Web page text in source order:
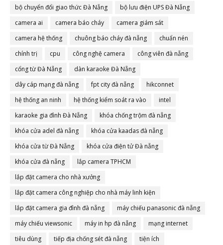
bộ chuyển đổi giao thức Đà Nẵng
bộ lưu điện UPS Đà Nẵng
camera ai
camera báo cháy
camera giám sát
camera hệ thống
chuông báo cháy đà nẵng
chuẩn nén
chính trị
cpu công nghệ camera
công viên đà nẵng
cổng từ Đà Nẵng
dàn karaoke Đà Nẵng
dây cáp mạng đà nẵng
fpt city đà nẵng
hikconnet
hệ thống an ninh
hệ thống kiểm soát ra vào
intel
karaoke gia đình Đà Nẵng
khóa chống trộm đà nẵng
khóa cửa adel đà nẵng
khóa cửa kaadas đà nẵng
khóa cửa từ Đà Nẵng
khóa cửa điện tử Đà nẵng
khóa cửa đà nẵng
lắp camera TPHCM
lắp đặt camera cho nhà xưởng
lắp đặt camera công nghiệp cho nhà máy linh kiện
lắp đặt camera gia đình đà nẵng
máy chiếu panasonic đà nẵng
máy chiếu viewsonic
máy in hp đà nẵng
mạng internet
tiêu dùng
tiếp địa chống sét đà nẵng
tiện ích